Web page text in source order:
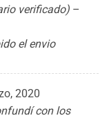
verificado) –
el envio
2020
con los